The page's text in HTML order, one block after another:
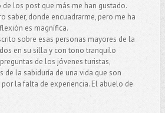
de los post que más me han gustado.
saber, donde encuadrarme, pero me ha
es magnífica.
sobre esas personas mayores de la
en su silla y con tono tranquilo
de los jóvenes turistas,
de la sabiduría de una vida que son
la falta de experiencia. El abuelo de